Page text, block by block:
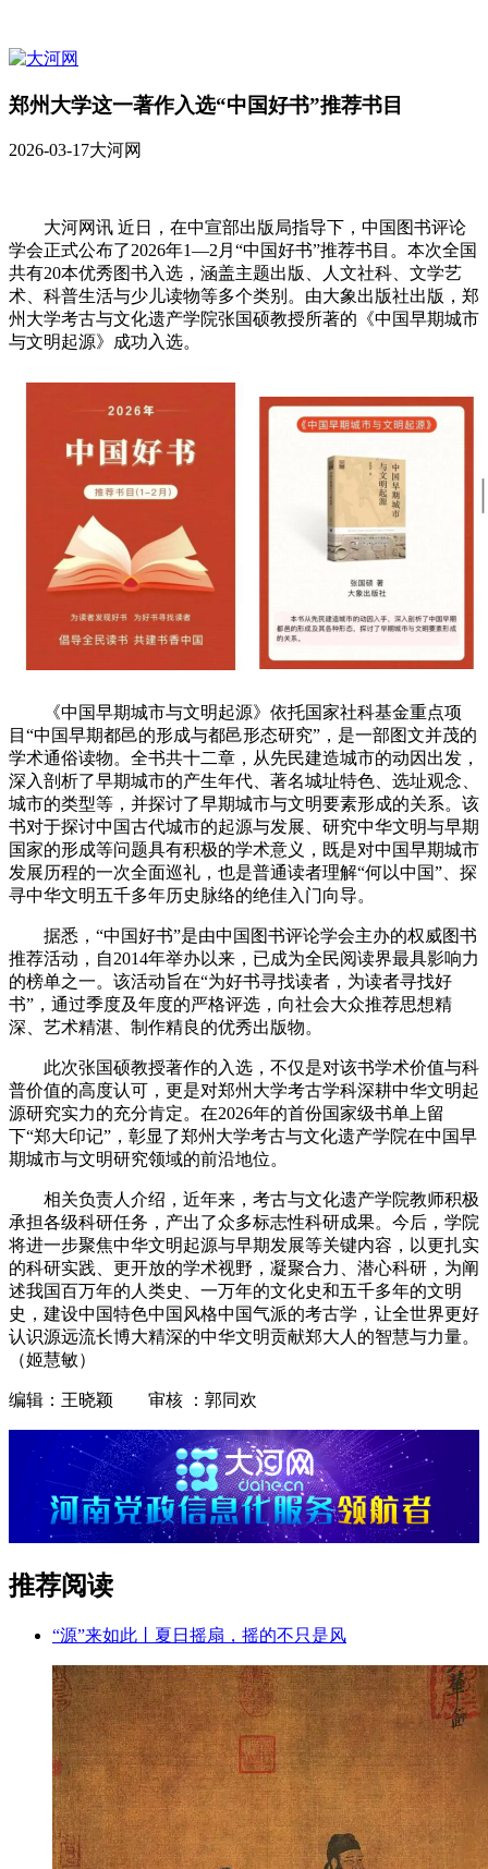
郑州大学这一著作入选“中国好书”推荐书目
2026-03-17大河网
大河网讯 近日，在中宣部出版局指导下，中国图书评论
学会正式公布了2026年1—2月“中国好书”推荐书目。本次全国
共有20本优秀图书入选，涵盖主题出版、人文社科、文学艺
术、科普生活与少儿读物等多个类别。由大象出版社出版，郑
州大学考古与文化遗产学院张国硕教授所著的《中国早期城市
与文明起源》成功入选。
《中国早期城市与文明起源》依托国家社科基金重点项
目“中国早期都邑的形成与都邑形态研究”，是一部图文并茂的
学术通俗读物。全书共十二章，从先民建造城市的动因出发，
深入剖析了早期城市的产生年代、著名城址特色、选址观念、
城市的类型等，并探讨了早期城市与文明要素形成的关系。该
书对于探讨中国古代城市的起源与发展、研究中华文明与早期
国家的形成等问题具有积极的学术意义，既是对中国早期城市
发展历程的一次全面巡礼，也是普通读者理解“何以中国”、探
寻中华文明五千多年历史脉络的绝佳入门向导。
据悉，“中国好书”是由中国图书评论学会主办的权威图书
推荐活动，自2014年举办以来，已成为全民阅读界最具影响力
的榜单之一。该活动旨在“为好书寻找读者，为读者寻找好
书”，通过季度及年度的严格评选，向社会大众推荐思想精
深、艺术精湛、制作精良的优秀出版物。
此次张国硕教授著作的入选，不仅是对该书学术价值与科
普价值的高度认可，更是对郑州大学考古学科深耕中华文明起
源研究实力的充分肯定。在2026年的首份国家级书单上留
下“郑大印记”，彰显了郑州大学考古与文化遗产学院在中国早
期城市与文明研究领域的前沿地位。
相关负责人介绍，近年来，考古与文化遗产学院教师积极
承担各级科研任务，产出了众多标志性科研成果。今后，学院
将进一步聚焦中华文明起源与早期发展等关键内容，以更扎实
的科研实践、更开放的学术视野，凝聚合力、潜心科研，为阐
述我国百万年的人类史、一万年的文化史和五千多年的文明
史，建设中国特色中国风格中国气派的考古学，让全世界更好
认识源远流长博大精深的中华文明贡献郑大人的智慧与力量。
（姬慧敏）
编辑：王晓颖 审核 ：郭同欢
推荐阅读
“源”来如此丨夏日摇扇，摇的不只是风